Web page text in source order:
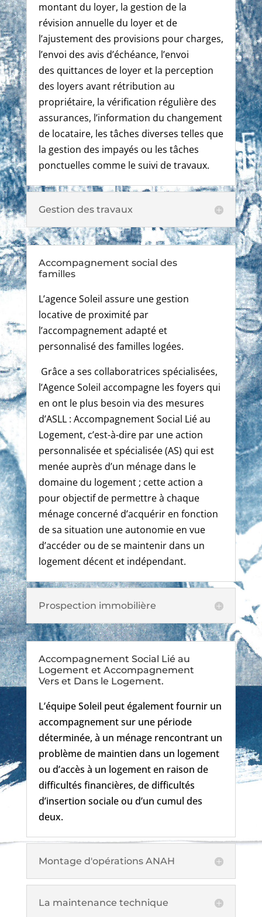
montant du loyer, la gestion de la
révision annuelle du loyer et de
l’ajustement des provisions pour charges,
l’envoi des avis d’échéance, l’envoi
des quittances de loyer et la perception
des loyers avant rétribution au
propriétaire, la vérification régulière des
assurances, l’information du changement
de locataire, les tâches diverses telles que
la gestion des impayés ou les tâches
ponctuelles comme le suivi de travaux.
Gestion des travaux
Accompagnement social des
familles
L’agence Soleil assure une gestion
locative de proximité par
l’accompagnement adapté et
personnalisé des familles logées.
Grâce a ses collaboratrices spécialisées,
l’Agence Soleil accompagne les foyers qui
en ont le plus besoin via des mesures
d’ASLL : Accompagnement Social Lié au
Logement, c’est-à-dire par une action
personnalisée et spécialisée (AS) qui est
menée auprès d’un ménage dans le
domaine du logement ; cette action a
pour objectif de permettre à chaque
ménage concerné d’acquérir en fonction
de sa situation une autonomie en vue
d’accéder ou de se maintenir dans un
logement décent et indépendant.
Prospection immobilière
Accompagnement Social Lié au
Logement et Accompagnement
Vers et Dans le Logement.
L’équipe Soleil peut également fournir un
accompagnement sur une période
déterminée, à un ménage rencontrant un
problème de maintien dans un logement
ou d’accès à un logement en raison de
difficultés financières, de difficultés
d’insertion sociale ou d’un cumul des
deux.
Montage d'opérations ANAH
La maintenance technique